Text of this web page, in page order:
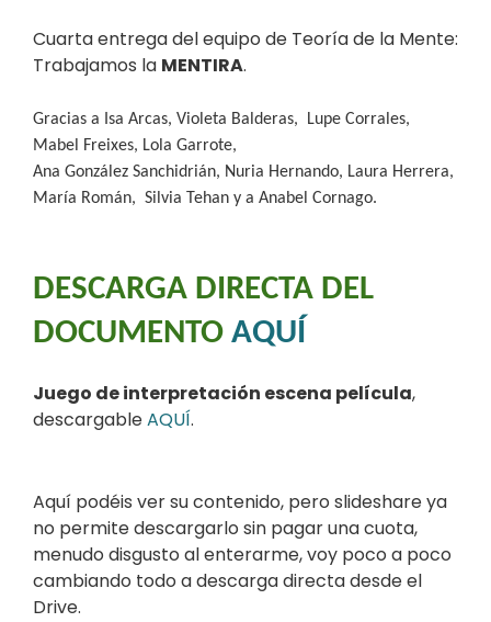
Cuarta entrega del equipo de Teoría de la Mente:
Trabajamos la MENTIRA.
Gracias a Isa Arcas, Violeta Balderas,
Lupe Corrales,
Mabel Freixes, Lola Garrote,
Ana González Sanchidrián, Nuria Hernando, Laura Herrera,
María Román, Silvia Tehan y a Anabel Cornago.
DESCARGA DIRECTA DEL
DOCUMENTO AQUÍ
Juego de interpretación escena película,
descargableAQUÍ.
Aquí podéis ver su contenido, pero slideshare ya
no permite descargarlo sin pagar una cuota,
menudo disgusto al enterarme, voy poco a poco
cambiando todo a descarga directa desde el
Drive.